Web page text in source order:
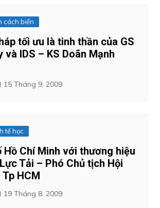
cách biển
tối ưu là tinh thần của GS
và IDS – KS Doãn Mạnh
15 Tháng 9, 2009
tế học
Hồ Chí Minh với thương hiệu
Tải – Phó Chủ tịch Hội
Tp HCM
19 Tháng 8, 2009